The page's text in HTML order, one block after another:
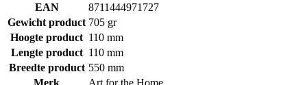
EAN
8711444971727
Gewicht product 705 gr
Hoogte product 110 mm
Lengte product 110 mm
Breedte product 550 mm
Merk
Art for the Home